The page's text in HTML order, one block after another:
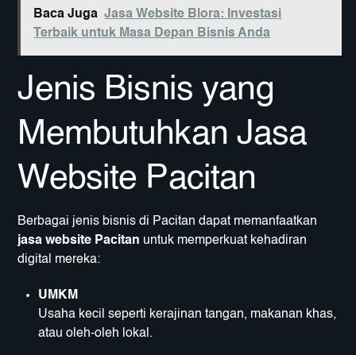
Baca Juga Jasa Website Blora: Investasi
Terbaik untuk Masa Depan Bisnis Anda
Jenis Bisnis yang
Membutuhkan Jasa
Website Pacitan
Berbagai jenis bisnis di Pacitan dapat memanfaatkan
jasa website Pacitan untuk memperkuat kehadiran
digital mereka:
UMKM
Usaha kecil seperti kerajinan tangan, makanan khas,
atau oleh-oleh lokal.